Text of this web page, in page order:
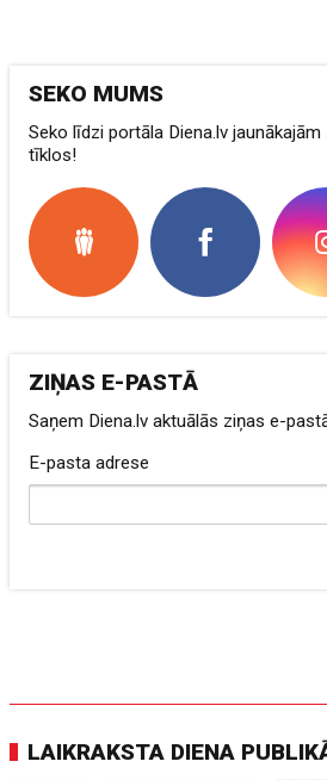
SEKO MUMS
Seko līdzi portāla Diena.lv
tīklos!
ZIŅAS E-PASTĀ
Saņem Diena.lv aktuālās ziņas e-
E-pasta adrese
LAIKRAKSTA DIENA